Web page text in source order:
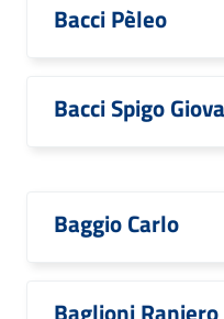
Bacci Pèleo
Bacci Spigo
Baggio Carlo